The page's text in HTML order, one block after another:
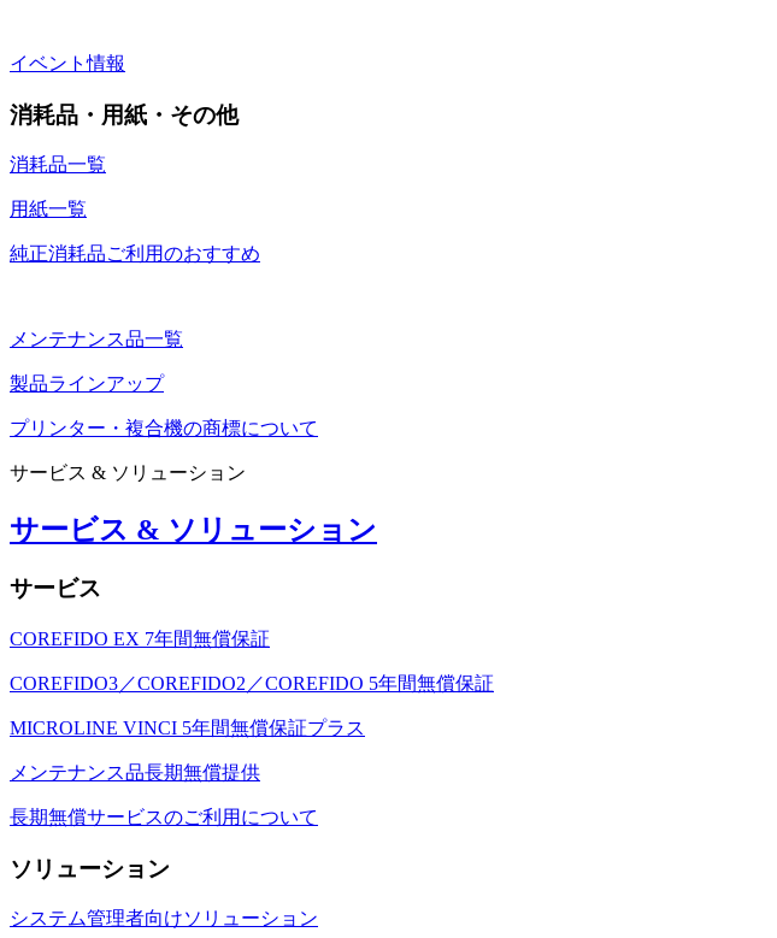
イベント情報
消耗品・用紙・その他
消耗品一覧
用紙一覧
純正消耗品ご利用のおすすめ
メンテナンス品一覧
製品ラインアップ
プリンター・複合機の商標について
サービス & ソリューション
サービス & ソリューション
サービス
COREFIDO EX 7年間無償保証
COREFIDO3／COREFIDO2／COREFIDO 5年間無償保証
MICROLINE VINCI 5年間無償保証プラス
メンテナンス品長期無償提供
長期無償サービスのご利用について
ソリューション
システム管理者向けソリューション